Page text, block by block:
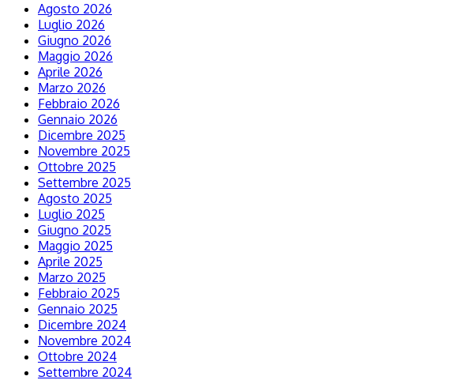
Agosto 2026
Luglio 2026
Giugno 2026
Maggio 2026
Aprile 2026
Marzo 2026
Febbraio 2026
Gennaio 2026
Dicembre 2025
Novembre 2025
Ottobre 2025
Settembre 2025
Agosto 2025
Luglio 2025
Giugno 2025
Maggio 2025
Aprile 2025
Marzo 2025
Febbraio 2025
Gennaio 2025
Dicembre 2024
Novembre 2024
Ottobre 2024
Settembre 2024